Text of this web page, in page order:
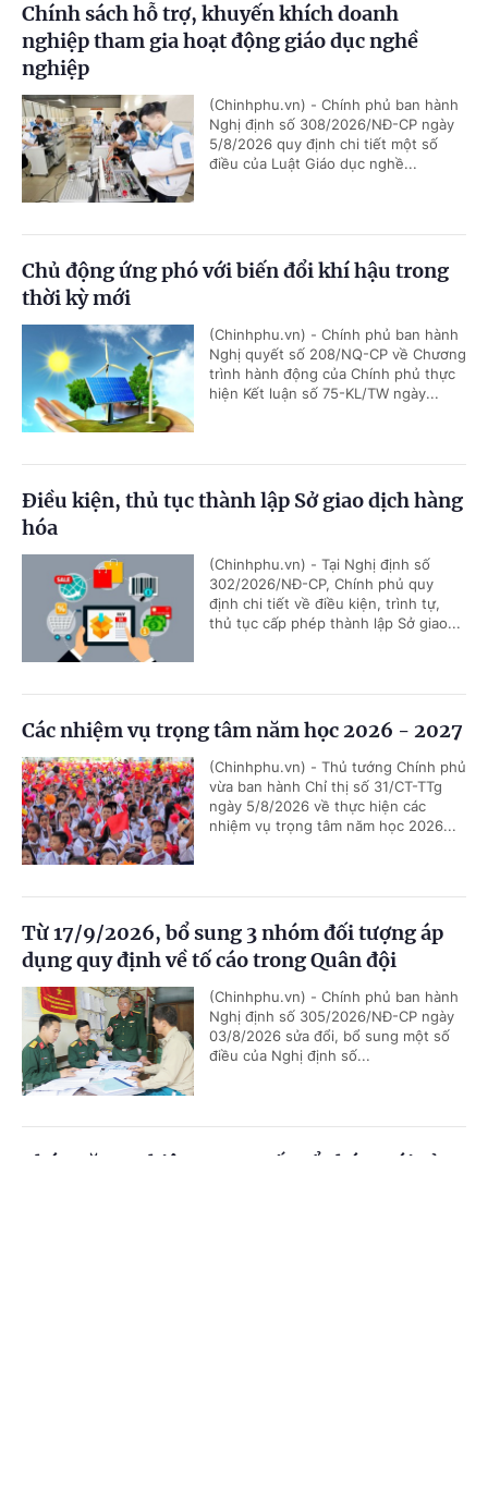
Chính sách hỗ trợ, khuyến khích doanh
nghiệp tham gia hoạt động giáo dục nghề
nghiệp
(Chinhphu.vn) - Chính phủ ban hành
Nghị định số 308/2026/NĐ-CP ngày
5/8/2026 quy định chi tiết một số
điều của Luật Giáo dục nghề...
Chủ động ứng phó với biến đổi khí hậu trong
thời kỳ mới
(Chinhphu.vn) - Chính phủ ban hành
Nghị quyết số 208/NQ-CP về Chương
trình hành động của Chính phủ thực
hiện Kết luận số 75-KL/TW ngày...
Điều kiện, thủ tục thành lập Sở giao dịch hàng
hóa
(Chinhphu.vn) - Tại Nghị định số
302/2026/NĐ-CP, Chính phủ quy
định chi tiết về điều kiện, trình tự,
thủ tục cấp phép thành lập Sở giao...
Các nhiệm vụ trọng tâm năm học 2026 - 2027
(Chinhphu.vn) - Thủ tướng Chính phủ
vừa ban hành Chỉ thị số 31/CT-TTg
ngày 5/8/2026 về thực hiện các
nhiệm vụ trọng tâm năm học 2026...
Từ 17/9/2026, bổ sung 3 nhóm đối tượng áp
dụng quy định về tố cáo trong Quân đội
(Chinhphu.vn) - Chính phủ ban hành
Nghị định số 305/2026/NĐ-CP ngày
03/8/2026 sửa đổi, bổ sung một số
điều của Nghị định số...
Chức năng, nhiệm vụ, cơ cấu tổ chức mới của